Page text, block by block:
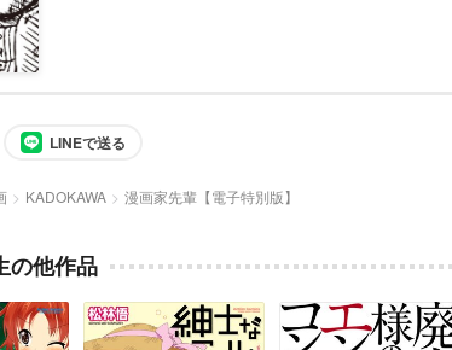
LINEで送る
KADOKAWA 漫画家先輩【電子特別版】
の他作品